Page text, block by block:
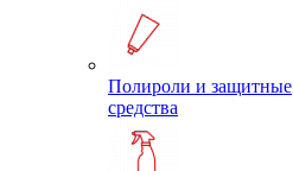
Полироли и защитные
средства